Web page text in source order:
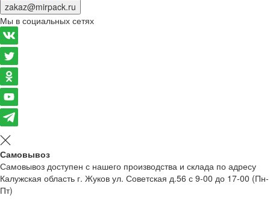
zakaz@mirpack.ru
Мы в социальных сетях
Самовывоз
Самовывоз доступен с нашего производства и склада по адресу
Калужская область г. Жуков ул. Советская д.56 с 9-00 до 17-00 (Пн-
Пт)